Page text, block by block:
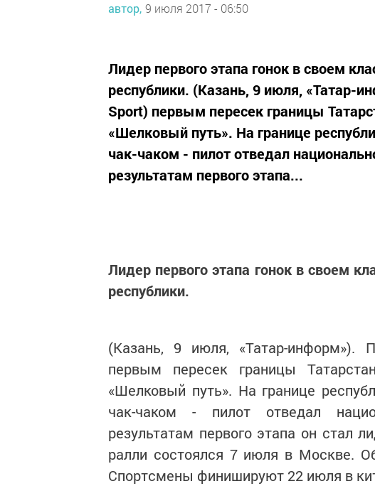
автор, 9 июля 2017 - 06:50
Лидер первого этапа гонок в своем
республики. (Казань, 9 июля, «Татар-
Sport) первым пересек границы
«Шелковый путь». На границе
чак-чаком - пилот отведал
результатам первого этапа...
Лидер первого этапа гонок в своем
республики.
(Казань, 9 июля, «Татар-информ»).
первым пересек границы
«Шелковый путь». На границе
чак-чаком - пилот отведал
результатам первого этапа он стал
ралли состоялся 7 июля в Москве.
Спортсмены финишируют 22 июля в